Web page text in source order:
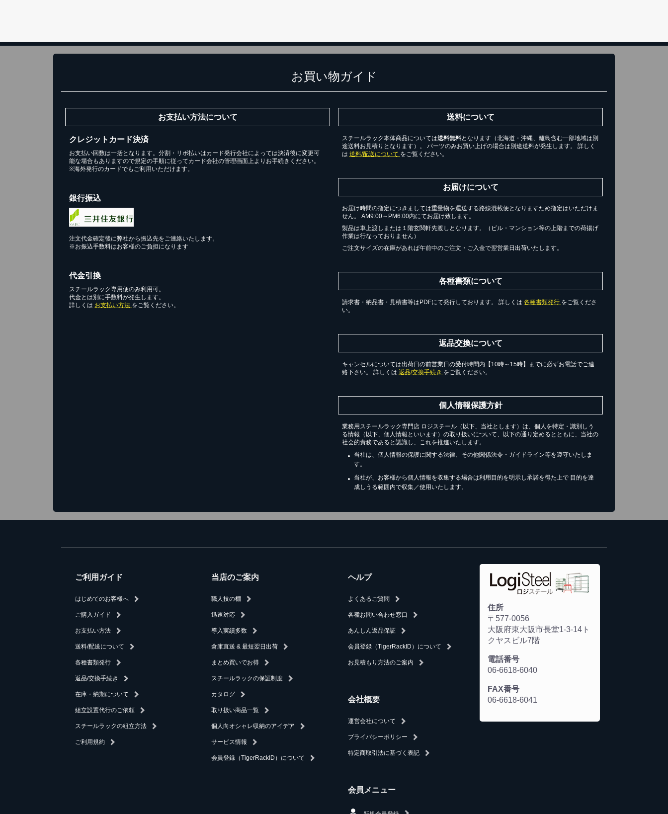
お買い物ガイド
お支払い方法について
クレジットカード決済
お支払い回数は一括となります。分割・リボ払いはカード発行会社によっては決済後に変更可
能な場合もありますので規定の手順に従ってカード会社の管理画面上よりお手続きください。
※海外発行のカードでもご利用いただけます。
銀行振込
注文代金確定後に弊社から振込先をご連絡いたします。
※お振込手数料はお客様のご負担になります
代金引換
スチールラック専用便のみ利用可。
代金とは別に手数料が発生します。
詳しくは お支払い方法 をご覧ください。
送料について
スチールラック本体商品については送料無料となります（北海道・沖縄、離島含む一部地域は別
途送料お見積りとなります）。 パーツのみお買い上げの場合は別途送料が発生します。 詳しく
は 送料/配送について をご覧ください。
お届けについて
お届け時間の指定につきましては重量物を運送する路線混載便となりますため指定はいただけま
せん。 AM9:00～PM6:00内にてお届け致します。
製品は車上渡しまたは１階玄関軒先渡しとなります。（ビル・マンション等の上階までの荷揚げ
作業は行なっておりません）
ご注文サイズの在庫があれば午前中のご注文・ご入金で翌営業日出荷いたします。
各種書類について
請求書・納品書・見積書等はPDFにて発行しております。 詳しくは 各種書類発行 をご覧くださ
い。
返品交換について
キャンセルについては出荷日の前営業日の受付時間内【10時～15時】までに必ずお電話でご連
絡下さい。 詳しくは 返品/交換手続き をご覧ください。
個人情報保護方針
業務用スチールラック専門店 ロジスチール（以下、当社とします）は、個人を特定・識別しう
る情報（以下、個人情報といいます）の取り扱いについて、以下の通り定めるとともに、当社の
社会的責務であると認識し、これを推進いたします。
当社は、個人情報の保護に関する法律、その他関係法令・ガイドライン等を遵守いたしま
す。
当社が、お客様から個人情報を収集する場合は利用目的を明示し承諾を得た上で 目的を達
成しうる範囲内で収集／使用いたします。
ご利用ガイド
はじめてのお客様へ
ご購入ガイド
お支払い方法
送料/配送について
各種書類発行
返品/交換手続き
在庫・納期について
組立設置代行のご依頼
スチールラックの組立方法
ご利用規約
当店のご案内
職人技の棚
迅速対応
導入実績多数
倉庫直送 & 最短翌日出荷
まとめ買いでお得
スチールラックの保証制度
カタログ
取り扱い商品一覧
個人向オシャレ収納のアイデア
サービス情報
会員登録（TigerRackID）について
ヘルプ
よくあるご質問
各種お問い合わせ窓口
あんしん返品保証
会員登録（TigerRackID）について
お見積もり方法のご案内
会社概要
運営会社について
プライバシーポリシー
特定商取引法に基づく表記
会員メニュー
住所
〒577-0056
大阪府東大阪市長堂1-3-14ト
クヤスビル7階
電話番号
06-6618-6040
FAX番号
06-6618-6041
カートへ進む
無料お見積する
お買い物を続ける